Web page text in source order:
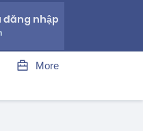
đăng nhập
More